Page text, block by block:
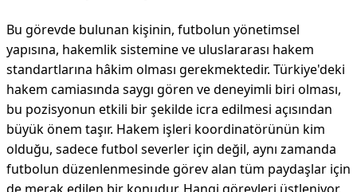
Bu görevde bulunan kişinin, futbolun yönetimsel
yapısına, hakemlik sistemine ve uluslararası hakem
standartlarına hâkim olması gerekmektedir. Türkiye'deki
hakem camiasında saygı gören ve deneyimli biri olması,
bu pozisyonun etkili bir şekilde icra edilmesi açısından
büyük önem taşır. Hakem işleri koordinatörünün kim
olduğu, sadece futbol severler için değil, aynı zamanda
futbolun düzenlenmesinde görev alan tüm paydaşlar için